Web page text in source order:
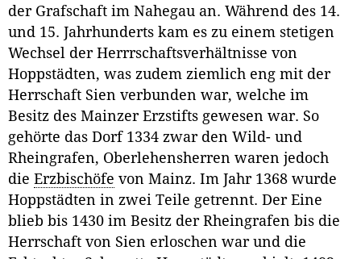
der Grafschaft im Nahegau an. Während des 14.
und 15. Jahrhunderts kam es zu einem stetigen
Wechsel der Herrrschaftsverhältnisse von
Hoppstädten, was zudem ziemlich eng mit der
Herrschaft Sien verbunden war, welche im
Besitz des Mainzer Erzstifts gewesen war. So
gehörte das Dorf 1334 zwar den Wild- und
Rheingrafen, Oberlehensherren waren jedoch
die Erzbischöfe von Mainz. Im Jahr 1368 wurde
Hoppstädten in zwei Teile getrennt. Der Eine
blieb bis 1430 im Besitz der Rheingrafen bis die
Herrschaft von Sien erloschen war und die